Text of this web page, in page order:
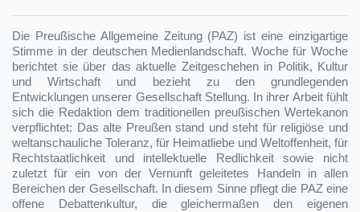
Die Preußische Allgemeine Zeitung (PAZ) ist eine einzigartige
Stimme in der deutschen Medienlandschaft. Woche für Woche
berichtet sie über das aktuelle Zeitgeschehen in Politik, Kultur
und Wirtschaft und bezieht zu den grundlegenden
Entwicklungen unserer Gesellschaft Stellung. In ihrer Arbeit fühlt
sich die Redaktion dem traditionellen preußischen Wertekanon
verpflichtet: Das alte Preußen stand und steht für religiöse und
weltanschauliche Toleranz, für Heimatliebe und Weltoffenheit, für
Rechtstaatlichkeit und intellektuelle Redlichkeit sowie nicht
zuletzt für ein von der Vernunft geleitetes Handeln in allen
Bereichen der Gesellschaft. In diesem Sinne pflegt die PAZ eine
offene Debattenkultur, die gleichermaßen den eigenen